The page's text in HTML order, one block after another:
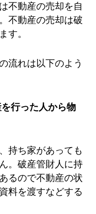
不動産の売却を自
不動産の売却は破
す。
流れは以下のよう
行った人から物
持ち家があっても
。破産管財人に持
るので不動産の状
料を渡すなどする